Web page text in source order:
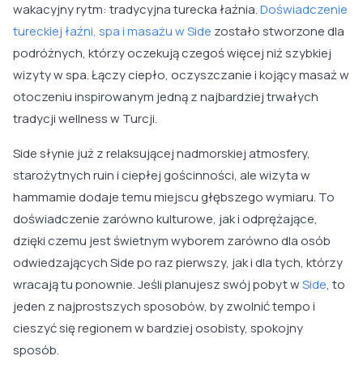
wakacyjny rytm: tradycyjna turecka łaźnia.Doświadczenie
tureckiej łaźni, spa i masażu w Side zostało stworzone dla
podróżnych, którzy oczekują czegoś więcej niż szybkiej
wizyty w spa. Łączy ciepło, oczyszczanie i kojący masaż w
otoczeniu inspirowanym jedną z najbardziej trwałych
tradycji wellness w Turcji.
Side słynie już z relaksującej nadmorskiej atmosfery,
starożytnych ruin i ciepłej gościnności, ale wizyta w
hammamie dodaje temu miejscu głębszego wymiaru. To
doświadczenie zarówno kulturowe, jak i odprężające,
dzięki czemu jest świetnym wyborem zarówno dla osób
odwiedzających Side po raz pierwszy, jak i dla tych, którzy
wracają tu ponownie. Jeśli planujesz swój pobyt wSide, to
jeden z najprostszych sposobów, by zwolnić tempo i
cieszyć się regionem w bardziej osobisty, spokojny
sposób.